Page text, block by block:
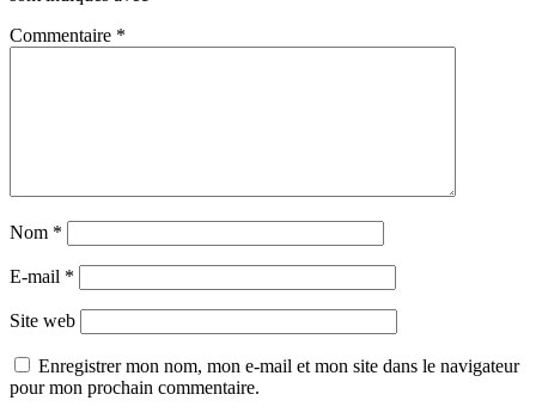
Commentaire *
Nom *
E-mail *
Site web
Enregistrer mon nom, mon e-mail et mon site dans le navigateur
pour mon prochain commentaire.